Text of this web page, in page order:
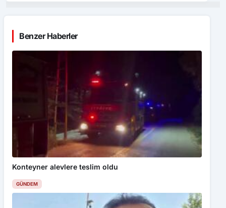
Benzer Haberler
Konteyner alevlere teslim oldu
GÜNDEM